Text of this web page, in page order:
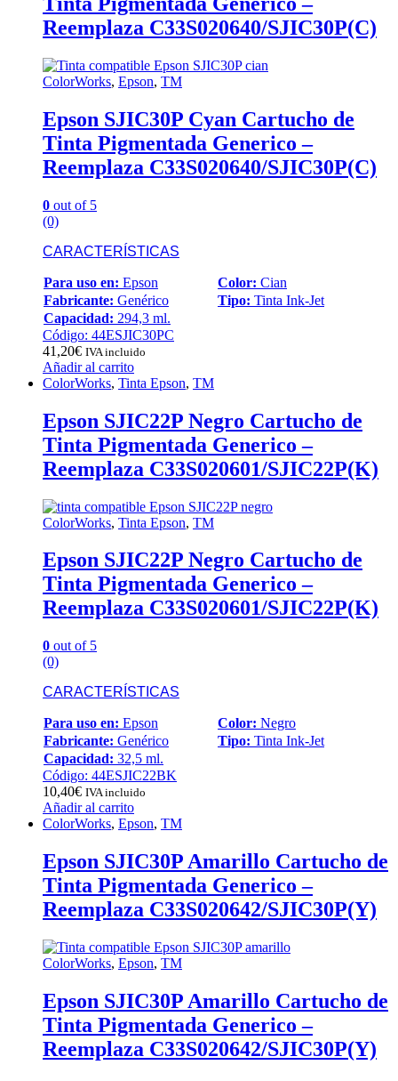
Reemplaza C33S020640/SJIC30P(C)
ColorWorks, Epson, TM
Epson SJIC30P Cyan Cartucho de
Tinta Pigmentada Generico –
Reemplaza C33S020640/SJIC30P(C)
0 out of 5
(0)
CARACTERÍSTICAS
Para uso en: Epson Color: Cian
Fabricante: Genérico Tipo: Tinta Ink-Jet
Capacidad: 294,3 ml.
Código: 44ESJIC30PC
41,20€ IVA incluido
Añadir al carrito
ColorWorks, Tinta Epson, TM
Epson SJIC22P Negro Cartucho de
Tinta Pigmentada Generico –
Reemplaza C33S020601/SJIC22P(K)
ColorWorks, Tinta Epson, TM
Epson SJIC22P Negro Cartucho de
Tinta Pigmentada Generico –
Reemplaza C33S020601/SJIC22P(K)
0 out of 5
(0)
CARACTERÍSTICAS
Para uso en: Epson Color: Negro
Fabricante: Genérico Tipo: Tinta Ink-Jet
Capacidad: 32,5 ml.
Código: 44ESJIC22BK
10,40€ IVA incluido
Añadir al carrito
ColorWorks, Epson, TM
Epson SJIC30P Amarillo Cartucho de
Tinta Pigmentada Generico –
Reemplaza C33S020642/SJIC30P(Y)
ColorWorks, Epson, TM
Epson SJIC30P Amarillo Cartucho de
Tinta Pigmentada Generico –
Reemplaza C33S020642/SJIC30P(Y)